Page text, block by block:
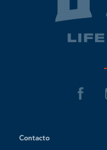
Contacto